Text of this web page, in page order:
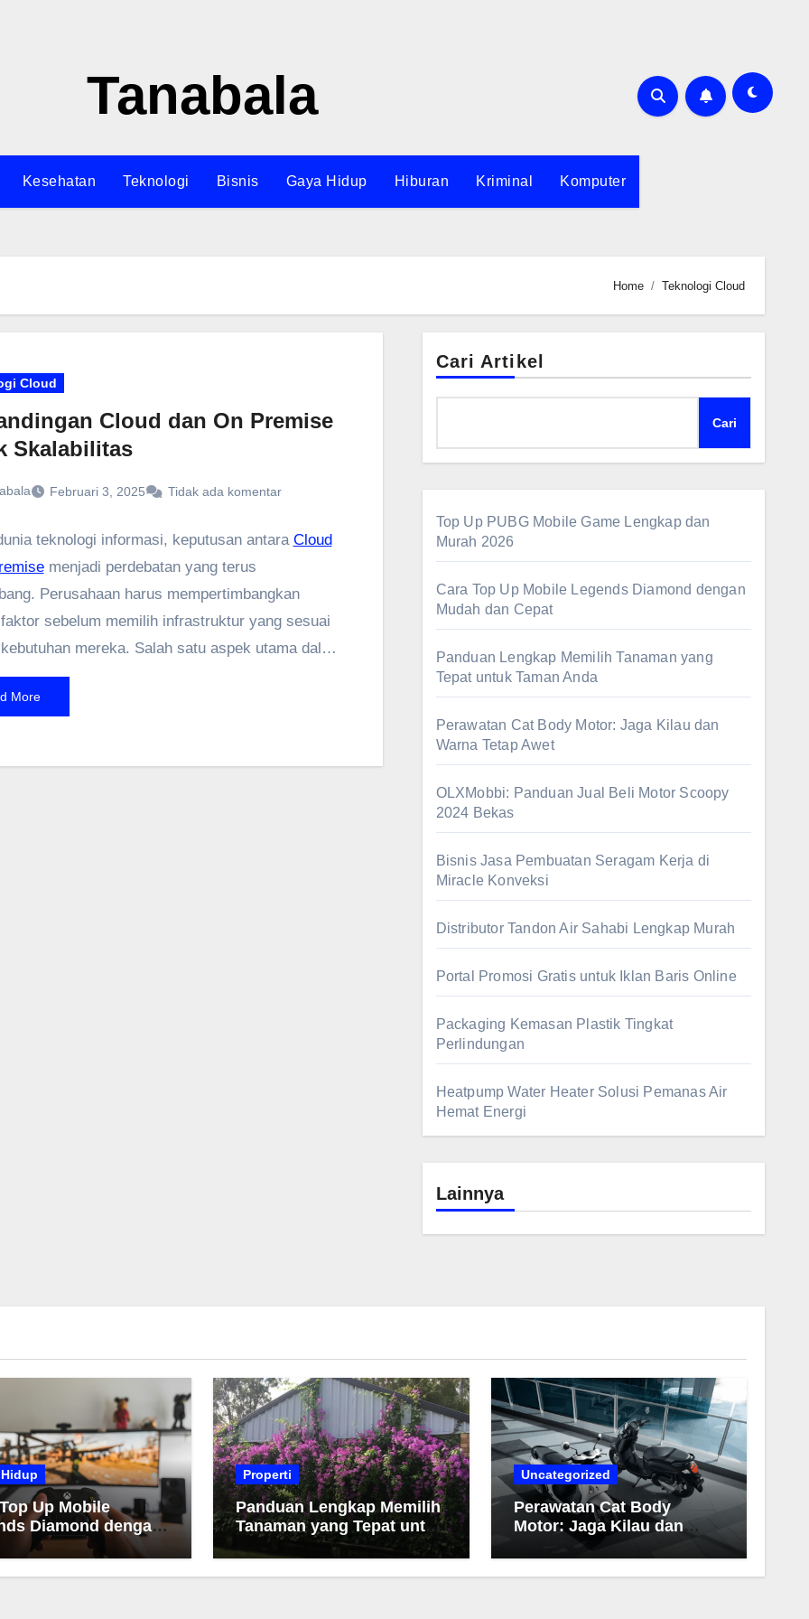
Tanabala
Kesehatan Teknologi Bisnis Gaya Hidup Hiburan Kriminal Komputer
Home Teknologi Cloud
Cloud
Cloud dan On Premise
Skalabilitas
Februari 3, 2025 Tidak ada komentar
teknologi informasi, keputusan antara Cloud
menjadi perdebatan yang terus
Perusahaan harus mempertimbangkan
sebelum memilih infrastruktur yang sesuai
mereka. Salah satu aspek utama dalam
keputusan ini adalah skalabilitas, yang
seberapa mudah sistem dapat ditingkatkan
More
Cari Artikel
Cari
Top Up PUBG Mobile Game Lengkap dan
Murah 2026
Cara Top Up Mobile Legends Diamond dengan
Mudah dan Cepat
Panduan Lengkap Memilih Tanaman yang
Tepat untuk Taman Anda
Perawatan Cat Body Motor: Jaga Kilau dan
Warna Tetap Awet
OLXMobbi: Panduan Jual Beli Motor Scoopy
2024 Bekas
Bisnis Jasa Pembuatan Seragam Kerja di
Miracle Konveksi
Distributor Tandon Air Sahabi Lengkap Murah
Portal Promosi Gratis untuk Iklan Baris Online
Packaging Kemasan Plastik Tingkat
Perlindungan
Heatpump Water Heater Solusi Pemanas Air
Hemat Energi
Lainnya
Up Mobile
Diamond dengan
dan Cepat
Properti
Panduan Lengkap Memilih
Tanaman yang Tepat untuk
Taman Anda
Uncategorized
Perawatan Cat Body
Motor: Jaga Kilau dan
Warna Tetap Awet